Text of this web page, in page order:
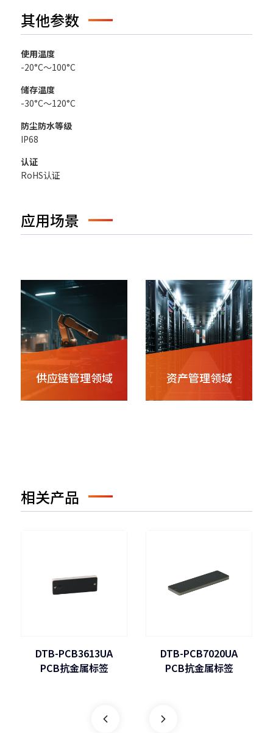
其他参数
使用温度
-20°C～100°C
储存温度
-30°C～120°C
防尘防水等级
IP68
认证
RoHS认证
应用场景
供应链管理领域 资产管理领域
相关产品
DTB-PCB7020UA
PCB抗金属标签
DTB-PCB4015UA
PCB抗金属标签